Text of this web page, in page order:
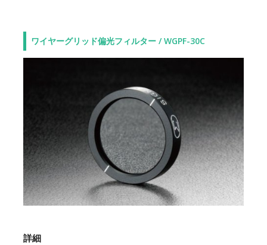
ワイヤーグリッド偏光フィルター / WGPF-30C
詳細